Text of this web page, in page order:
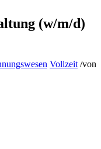
(w/m/d)
Vollzeit /von